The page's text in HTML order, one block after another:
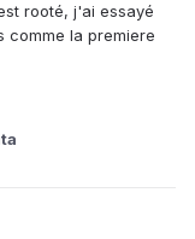
rooté, j'ai essayé
la premiere